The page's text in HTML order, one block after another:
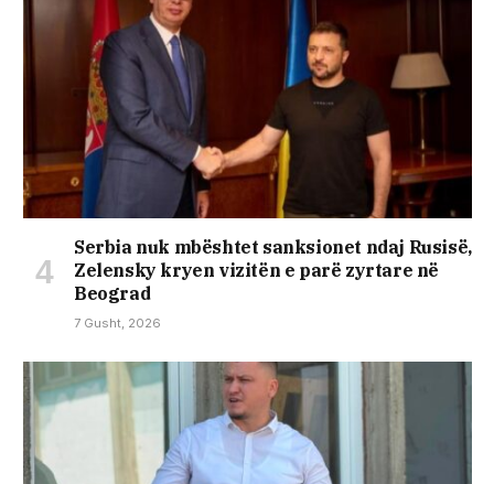
Serbia nuk mbështet sanksionet ndaj Rusisë,
Zelensky kryen vizitën e parë zyrtare në
Beograd
7 Gusht, 2026